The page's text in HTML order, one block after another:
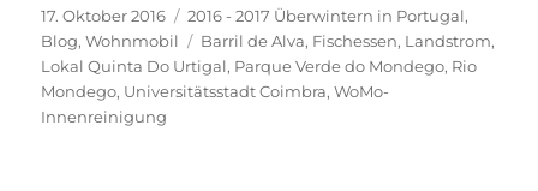
Veröffentlicht
am
17. Oktober 2016 Kategorien
2016 - 2017 Überwintern in Portugal,
Blog,Wohnmobil Schlagwörter
Barril de Alva, Fischessen, Landstrom,
Lokal Quinta Do Urtigal, Parque Verde do Mondego, Rio
Mondego, Universitätsstadt Coimbra,WoMo-
Innenreinigung